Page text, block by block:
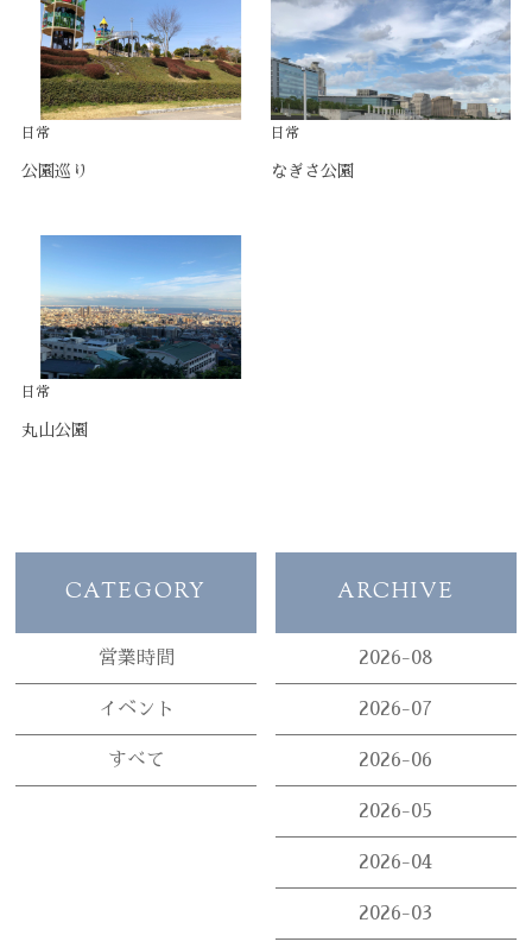
日常
公園巡り
日常
なぎさ公園
日常
丸山公園
CATEGORY
営業時間
イベント
すべて
ARCHIVE
2026-08
2026-07
2026-06
2026-05
2026-04
2026-03